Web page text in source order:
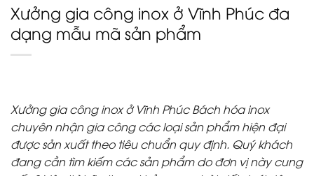
Xưởng gia công inox ở Vĩnh Phúc đa
dạng mẫu mã sản phẩm
Xưởng gia công inox ở Vĩnh PhúcBách hóa inox
chuyên nhận gia công các loại sản phẩm hiện đại
được sản xuất theo tiêu chuẩn quy định. Quý khách
đang cần tìm kiếm các sản phẩm do đơn vị này cung